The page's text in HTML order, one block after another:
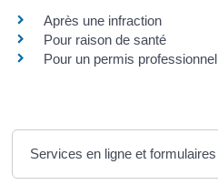
Après une infraction
Pour raison de santé
Pour un permis professionnel
Services en ligne et formulaires